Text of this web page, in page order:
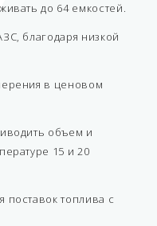
до 64 емкостей.
благодаря низкой
в ценовом
объем и
15 и 20
поставок топлива с